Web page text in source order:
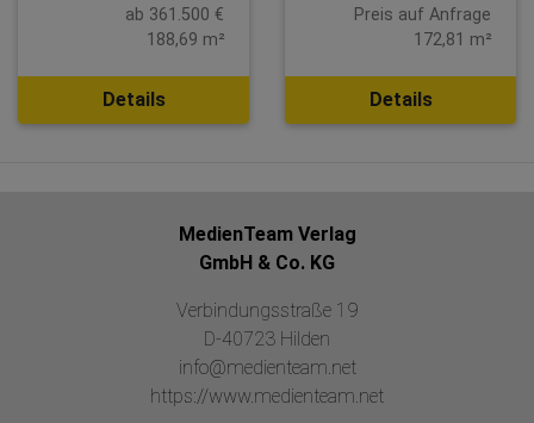
ab 361.500 €
188,69 m²
Details
Preis auf Anfrage
172,81 m²
Details
MedienTeam Verlag
GmbH & Co. KG
Verbindungsstraße 19
D-40723 Hilden
info@medienteam.net
https://www.medienteam.net